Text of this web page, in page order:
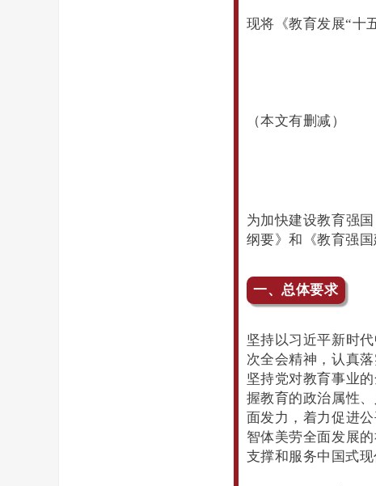
现将《教育发展“十
（本文有删减）
为加快建设教育强
纲要》和《教育强
一、总体要求
坚持以习近平新时
次全会精神，认真
坚持党对教育事业
握教育的政治属性
面发力，着力促进
智体美劳全面发展
支撑和服务中国式现